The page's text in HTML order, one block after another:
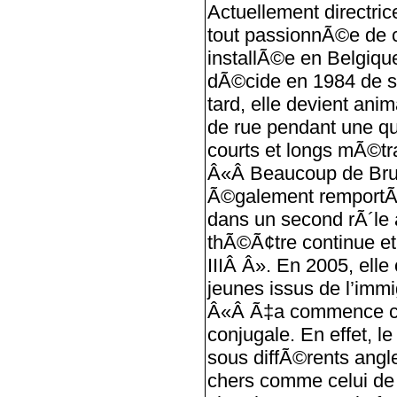
Actuellement
tout passionnÃ©e de
installÃ©e en
dÃ©cide en 1984 de
tard, elle devient
de rue pendant une
courts et longs
Â«Â Beaucoup de
Ã©galement
dans un second
thÃ©Ã¢tre continue
IIIÂ Â». En 2005,
jeunes issus de
Â«Â Ã‡a commence
conjugale. En effet,
sous diffÃ©rents
chers comme celui